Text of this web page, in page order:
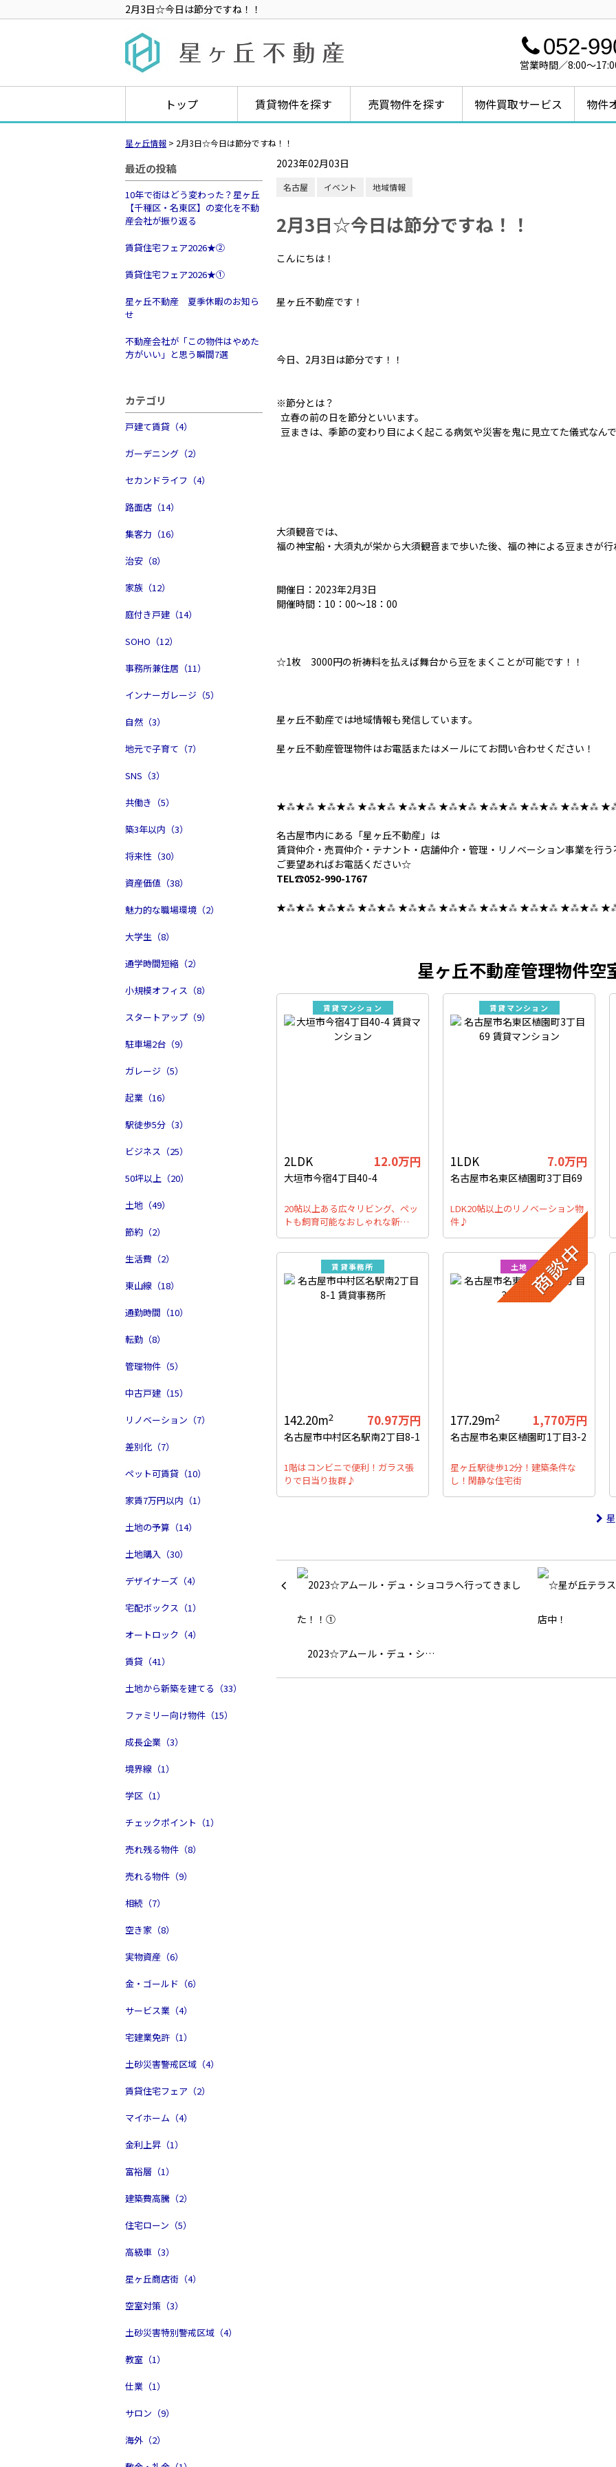
2月3日☆今日は節分ですね！！
052-
営業時間／8:00～
トップ 賃貸物件を探す 売買物件を探す 物件買取サービス 物件
星ヶ丘情報 > 2月3日☆今日は節分ですね！！
最近の投稿
10年で街はどう変わった？星ヶ丘
【千種区・名東区】の変化を不動
産会社が振り返る
賃貸住宅フェア2026★➁
賃貸住宅フェア2026★①
星ヶ丘不動産 夏季休暇のお知ら
せ
不動産会社が「この物件はやめた
方がいい」と思う瞬間7選
カテゴリ
戸建て賃貸（4）
ガーデニング（2）
セカンドライフ（4）
路面店（14）
集客力（16）
治安（8）
家族（12）
庭付き戸建（14）
SOHO（12）
事務所兼住居（11）
インナーガレージ（5）
自然（3）
地元で子育て（7）
SNS（3）
共働き（5）
築3年以内（3）
将来性（30）
資産価値（38）
魅力的な職場環境（2）
大学生（8）
通学時間短縮（2）
小規模オフィス（8）
スタートアップ（9）
駐車場2台（9）
ガレージ（5）
起業（16）
駅徒歩5分（3）
ビジネス（25）
50坪以上（20）
土地（49）
節約（2）
生活費（2）
東山線（18）
通勤時間（10）
転勤（8）
管理物件（5）
中古戸建（15）
リノベーション（7）
差別化（7）
ペット可賃貸（10）
家賃7万円以内（1）
土地の予算（14）
土地購入（30）
デザイナーズ（4）
宅配ボックス（1）
オートロック（4）
賃貸（41）
土地から新築を建てる（33）
ファミリー向け物件（15）
成長企業（3）
境界線（1）
学区（1）
チェックポイント（1）
売れ残る物件（8）
売れる物件（9）
相続（7）
空き家（8）
実物資産（6）
金・ゴールド（6）
サービス業（4）
宅建業免許（1）
土砂災害警戒区域（4）
賃貸住宅フェア（2）
マイホーム（4）
金利上昇（1）
富裕層（1）
建築費高騰（2）
住宅ローン（5）
高級車（3）
星ヶ丘商店街（4）
空室対策（3）
土砂災害特別警戒区域（4）
教室（1）
仕業（1）
サロン（9）
海外（2）
2023年02月03日
名古屋 イベント 地域情報
2月3日☆今日は節分ですね！！
こんにちは！
星ヶ丘不動産です！
今日、2月3日は節分です！！
※節分とは？
立春の前の日を節分といいます。
豆まきは、季節の変わり目によく起こる病気や災害を鬼に見立てた儀式なん
大須観音では、
福の神宝船・大須丸が栄から大須観音まで歩いた後、福の神による豆まきが行
開催日：2023年2月3日
開催時間：10：00～18：00
☆1枚 3000円の祈祷料を払えば舞台から豆をまくことが可能です！！
星ヶ丘不動産では地域情報も発信しています。
星ヶ丘不動産管理物件はお電話またはメールにてお問い合わせください！
★⁂★⁂ ★⁂★⁂ ★⁂★⁂ ★⁂★⁂ ★⁂★⁂ ★⁂★⁂ ★⁂★⁂ ★⁂★⁂
名古屋市内にある「星ヶ丘不動産」は
賃貸仲介・売買仲介・テナント・店舗仲介・管理・リノベーション事業を行う
ご要望あればお電話ください☆
TEL☎052-990-1767
★⁂★⁂ ★⁂★⁂ ★⁂★⁂ ★⁂★⁂ ★⁂★⁂ ★⁂★⁂ ★⁂★⁂ ★⁂★⁂
星ヶ丘不動産管理物件空
賃貸マンション
2LDK 12.0万円
大垣市今宿4丁目40-4
20帖以上ある広々リビング、ペッ
トも飼育可能なおしゃれな新…
賃貸マンション
1LDK 7.0万円
名古屋市名東区植園町3丁目69
LDK20帖以上のリノベーション物
件♪
賃貸事務所
142.20m2 70.97万円
名古屋市中村区名駅南2丁目8-1
1階はコンビニで便利！ガラス張
りで日当り抜群♪
土地
177.29m2 1,770万円
名古屋市名東区植園町1丁目3-2
星ヶ丘駅徒歩12分！建築条件な
し！閑静な住宅街
2023☆アムール・デュ・シ…